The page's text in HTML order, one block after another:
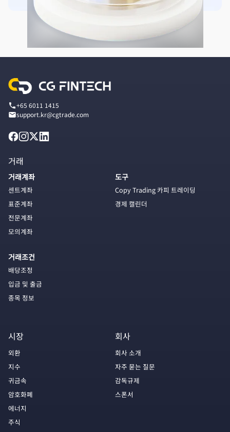
+65 6011 1415
support.kr@cgtrade.com
거래
거래계좌
센트계좌
표준계좌
전문계좌
모의계좌
거래조건
배당조정
입금 및 출금
종목 정보
도구
Copy Trading 카피 트레이딩
경제 캘린더
시장
외환
지수
귀금속
암호화폐
에너지
주식
회사
회사 소개
자주 묻는 질문
감독규제
스폰서